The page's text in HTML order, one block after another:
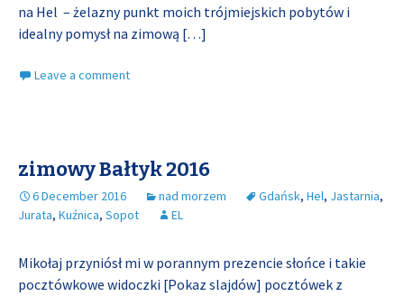
na Hel – żelazny punkt moich trójmiejskich pobytów i
idealny pomysł na zimową […]
Leave a comment
zimowy Bałtyk 2016
6 December 2016 nad morzem Gdańsk, Hel, Jastarnia,
Jurata, Kuźnica, Sopot EL
Mikołaj przyniósł mi w porannym prezencie słońce i takie
pocztówkowe widoczki [Pokaz slajdów] pocztówek z